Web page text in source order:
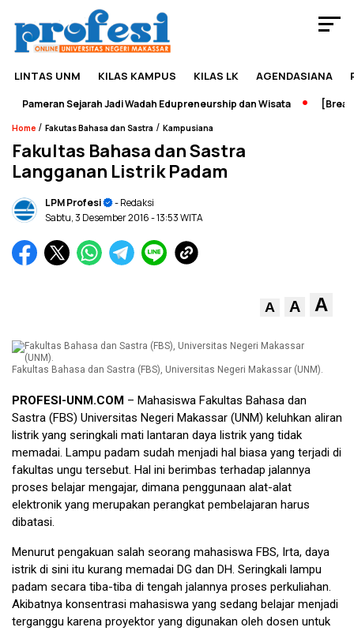
LINTAS UNM KILAS KAMPUS KILAS LK AGENDASIANA
Pameran Sejarah Jadi Wadah Edupreneurship dan Wisata [Breaking
Home / Fakutas Bahasa dan Sastra / Kampusiana
Fakultas Bahasa dan Sastra
Langganan Listrik Padam
LPM Profesi
- Redaksi
Sabtu, 3 Desember 2016- 13:53 WITA
A A A
Fakultas Bahasa dan Sastra (FBS), Universitas Negeri Makassar (UNM).
PROFESI-UNM.COM – Mahasiswa Fakultas Bahasa dan
Sastra (FBS) Universitas Negeri Makassar (UNM) keluhkan aliran
listrik yang seringkali mati lantaran daya listrik yang tidak
memadai. Lampu padam sudah menjadi hal biasa yang terjadi di
fakultas ungu tersebut. Hal ini berimbas terhadap jalannya
proses belajar mengajar, dimana penggunaan alat-alat
elektronik yang merupakan perangkat pembelajaran harus
dibatasi.
Menurut pengakuan salah seorang mahasiswa FBS, Irta, daya
istrik di sini itu kurang memadai DG dan DH. Seringkali lampu
padam secara tiba-tiba di tengah jalannya proses perkuliahan.
Akibatnya konsentrasi mahasiswa yang sedang belajar menjadi
terganggu karena proyektor yang digunakan oleh dosen untuk